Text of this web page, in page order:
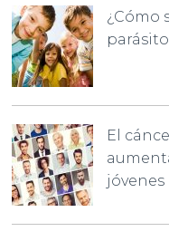
¿Cómo
El
jóvenes